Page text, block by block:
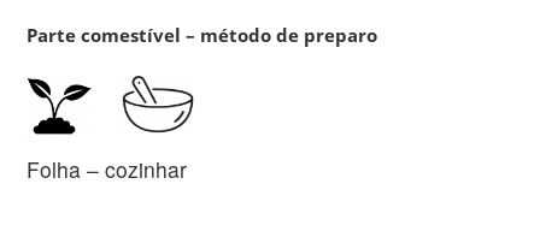
Parte comestível – método de preparo
Folha – cozinhar